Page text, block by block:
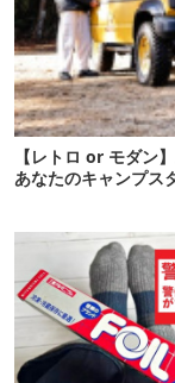
【レトロ or モダン
あなたのキャンプス